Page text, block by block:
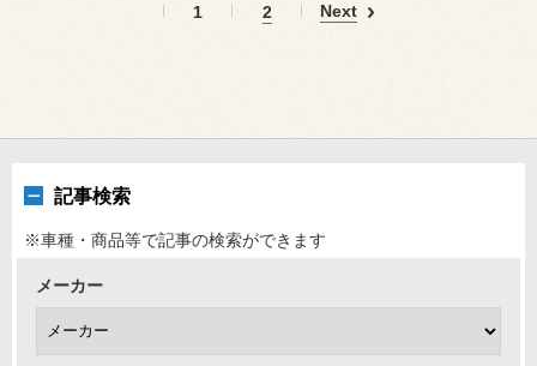
1 2 Next
記事検索
※車種・商品等で記事の検索ができます
メーカー